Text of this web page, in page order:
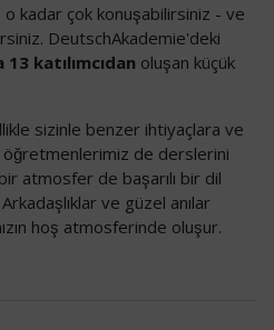
kadar çok konuşabilirsiniz - ve
DeutschAkademie'deki
katılımcıdan oluşan küçük
sizinle benzer ihtiyaçlara ve
de derslerini
atmosfer de başarılı bir dil
ve güzel anılar
hoş atmosferinde oluşur.